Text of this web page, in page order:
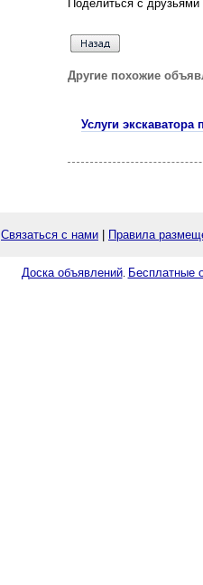
Поделиться с
Другие похожие
Услуги экскаватора
Связаться с нами Правила
Доска объявлений. Бесплатные